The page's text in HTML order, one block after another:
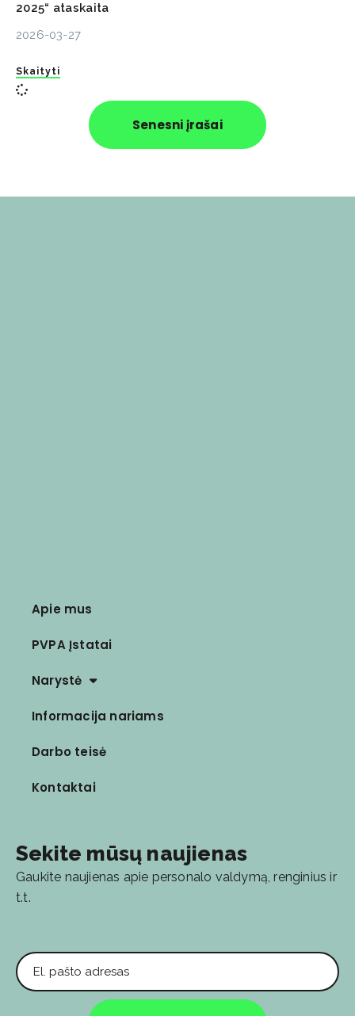
2025“ ataskaita
2026-03-27
Skaityti
Senesni įrašai
Apie mus
PVPA Įstatai
Narystė
Informacija nariams
Darbo teisė
Kontaktai
Sekite mūsų naujienas
Gaukite naujienas apie personalo valdymą, renginius ir
t.t.